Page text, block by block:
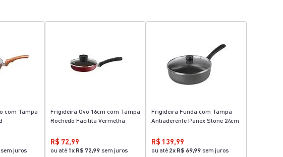
com Tampa
sem juros
Frigideira Ovo 16cm com Tampa
Rochedo Facilita Vermelha
R$ 72,99
ou até 1x R$ 72,99 sem juros
Frigideira Funda com Tampa
Antiaderente Panex Stone 24cm
R$ 139,99
ou até 2x R$ 69,99 sem juros